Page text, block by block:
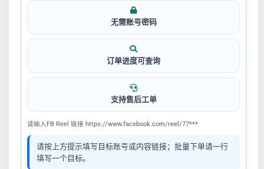
无需账号密码
订单进度可查询
支持售后工单
请输入FB Reel 链接 https://www.facebook.com/reel/77***
请按上方提示填写目标账号或内容链接；批量下单请一行
填写一个目标。